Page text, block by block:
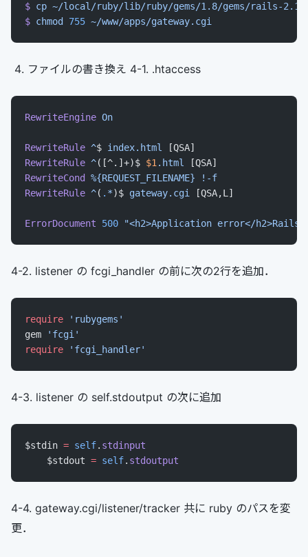
$ cp ~/local/ruby/lib/ruby/gems/1.8/gems/rails-
$ chmod 755 ~/www/apps/gateway.cgi
ファイルの書き換え 4-1. .htaccess
RewriteEngine On
RewriteRule ^$ index.html
[QSA]
RewriteRule ^([^.]+)$ $1 .html
[QSA]
RewriteCond
%{REQUEST_FILENAME} !-f
RewriteRule ^( . *)$ gateway.cgi [QSA,L]
ErrorDocument 500 "<h2>Application error</
4-2. listener の fcgi_handler の前に次の2行を追加．
require 'rubygems'
gem
'fcgi'
require 'fcgi_handler'
4-3. listener の self.stdoutput の次に追加
$stdin = self. stdinput
    $stdout
= self. stdoutput
4-4. gateway.cgi/listener/tracker 共に ruby のパスを変
更．